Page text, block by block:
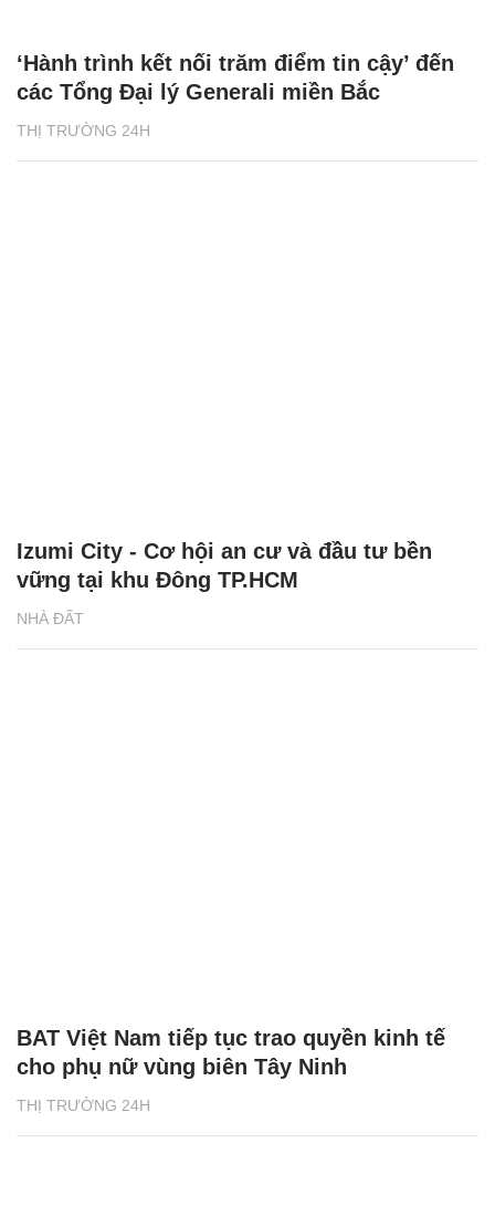
THỊ TRƯỜNG 24H
‘Hành trình kết nối trăm điểm tin cậy’ đến
các Tổng Đại lý Generali miền Bắc
NHÀ ĐẤT
Izumi City - Cơ hội an cư và đầu tư bền
vững tại khu Đông TP.HCM
THỊ TRƯỜNG 24H
BAT Việt Nam tiếp tục trao quyền kinh tế
cho phụ nữ vùng biên Tây Ninh